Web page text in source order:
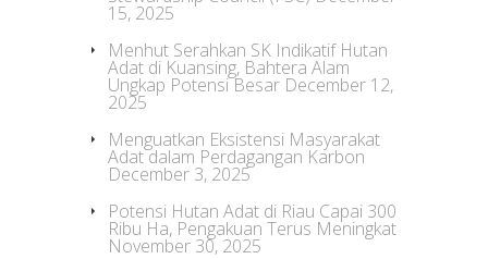
15, 2025
Menhut Serahkan SK Indikatif Hutan
Adat di Kuansing, Bahtera Alam
Ungkap Potensi Besar December 12,
2025
Menguatkan Eksistensi Masyarakat
Adat dalam Perdagangan Karbon
December 3, 2025
Potensi Hutan Adat di Riau Capai 300
Ribu Ha, Pengakuan Terus Meningkat
November 30, 2025